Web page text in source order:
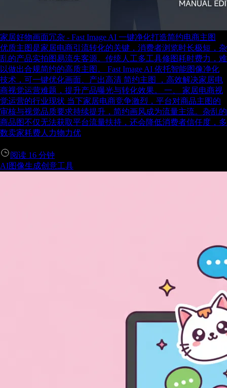
家居好物画面冗杂 - Fast Image AI 一键净化打造简约电商主图
优质主图是家居电商引流转化的关键，消费者浏览时长极短，杂
乱的产品实拍图易流失客源。传统人工多工具修图耗时费力，难
以做出合规简约的高质主图。 Fast Image AI 依托智能图像净化
技术，可一键优化画面、产出高清 简约主图 ，高效解决家居电
商视觉运营难题，提升产品曝光与转化效果。 一、 家居电商视
觉运营的行业现状 当下家居电商竞争激烈，平台对商品主图的
审核与视觉品质要求持续提升，简约画风成为流量主流。杂乱的
商品图不仅无法获取平台流量扶持，还会降低消费者信任度，多
数卖家耗费人力物力优
阅读 16 分钟
AI图像生成创意工具